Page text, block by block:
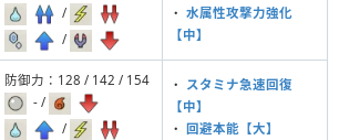
/
/
・ 水属性攻撃力強化
【中】
防御力：128 / 142 / 154
- /
/
・
スタミナ急速回復
【中】
・ 回避本能【大】